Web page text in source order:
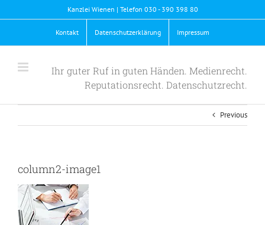
to
Kanzlei Wienen | Telefon 030 - 390 398 80
Kontakt Datenschutzerklärung Impressum
Ihr guter Ruf in guten Händen. Medienrecht.
Reputationsrecht. Datenschutzrecht.
Previous
column2-image1